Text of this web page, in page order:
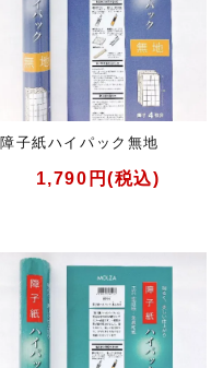
障子紙ハイパック無地
1,790円(税込)